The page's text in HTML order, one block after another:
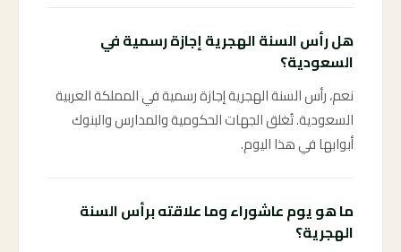
هل رأس السنة الهجرية إجازة رسمية في
السعودية؟
نعم، رأس السنة الهجرية إجازة رسمية في المملكة العربية
السعودية. تُغلق الجهات الحكومية والمدارس والبنوك
أبوابها في هذا اليوم.
ما هو يوم عاشوراء وما علاقته برأس السنة
الهجرية؟